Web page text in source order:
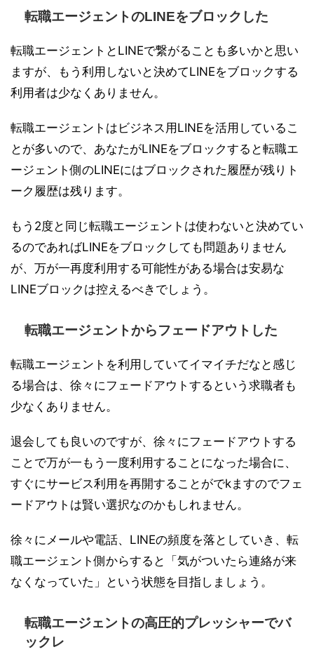
転職エージェントのLINEをブロックした
転職エージェントとLINEで繋がることも多いかと思い
ますが、もう利用しないと決めてLINEをブロックする
利用者は少なくありません。
転職エージェントはビジネス用LINEを活用しているこ
とが多いので、あなたがLINEをブロックすると転職エ
ージェント側のLINEにはブロックされた履歴が残りト
ーク履歴は残ります。
もう2度と同じ転職エージェントは使わないと決めてい
るのであればLINEをブロックしても問題ありません
が、万が一再度利用する可能性がある場合は安易な
LINEブロックは控えるべきでしょう。
転職エージェントからフェードアウトした
転職エージェントを利用していてイマイチだなと感じ
る場合は、徐々にフェードアウトするという求職者も
少なくありません。
退会しても良いのですが、徐々にフェードアウトする
ことで万が一もう一度利用することになった場合に、
すぐにサービス利用を再開することがでkますのでフェ
ードアウトは賢い選択なのかもしれません。
徐々にメールや電話、LINEの頻度を落としていき、転
職エージェント側からすると「気がついたら連絡が来
なくなっていた」という状態を目指しましょう。
転職エージェントの高圧的プレッシャーでバ
ックレ